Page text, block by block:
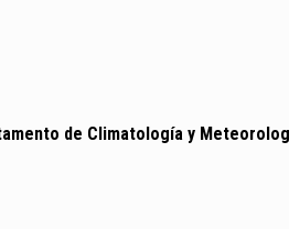
de Climatología y